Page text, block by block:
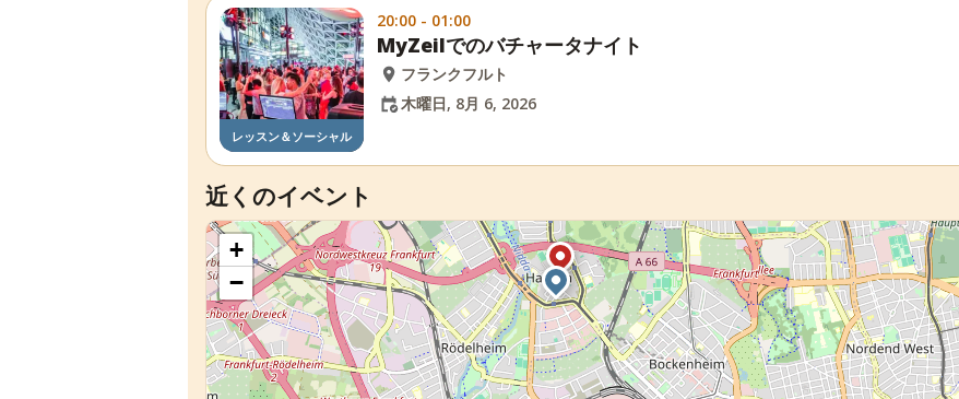
レッスン＆ソーシャル
20:00 - 01:00
MyZeilでのバチャータナイト
フランクフルト
木曜日, 8月 6, 2026
近くのイベント
+
−